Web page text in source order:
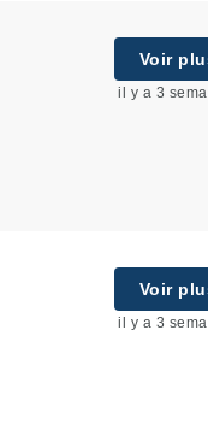
Voir
il y a 3
Voir
il y a 3